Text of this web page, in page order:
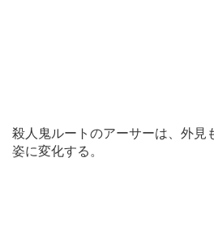
殺人鬼ルートのアーサーは、外見
姿に変化する。